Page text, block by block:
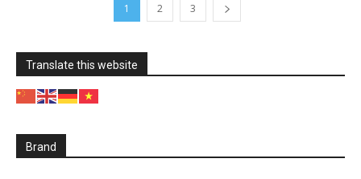
1 2 3
Translate this website
Brand